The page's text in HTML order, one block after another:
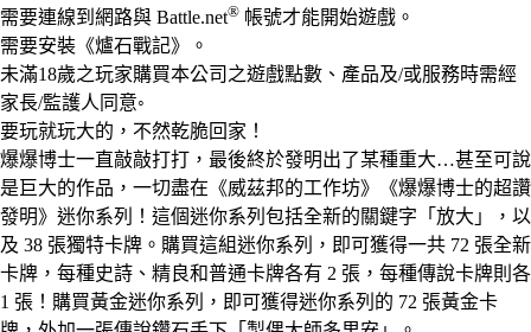
需要連線到網路與 Battle.net® 帳號才能開始遊戲。
需要安裝《爐石戰記》。
未滿18歲之玩家購買本公司之遊戲點數、產品及/或服務時需經
家長/監護人同意◦
要玩就玩大的，不然乾脆回家！
爆爆博士一直敲敲打打，最後終於發明出了某種重大…甚至可說
是巨大的作品，一切盡在《威茲邦的工作坊》《爆爆博士的超讚
發明》迷你系列！這個迷你系列包括全新的關鍵字「放大」，以
及 38 張獨特卡牌。購買這組迷你系列，即可獲得一共 72 張全新
卡牌，每種史詩、精良和普通卡牌各有 2 張，每種傳說卡牌則各
1 張！購買黃金迷你系列，即可獲得迷你系列的 72 張黃金卡